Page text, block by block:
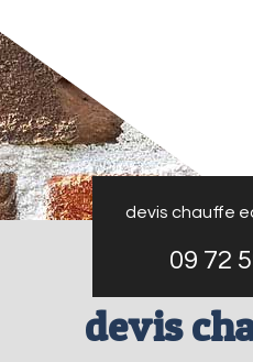
devis chauffe
09 72
devis